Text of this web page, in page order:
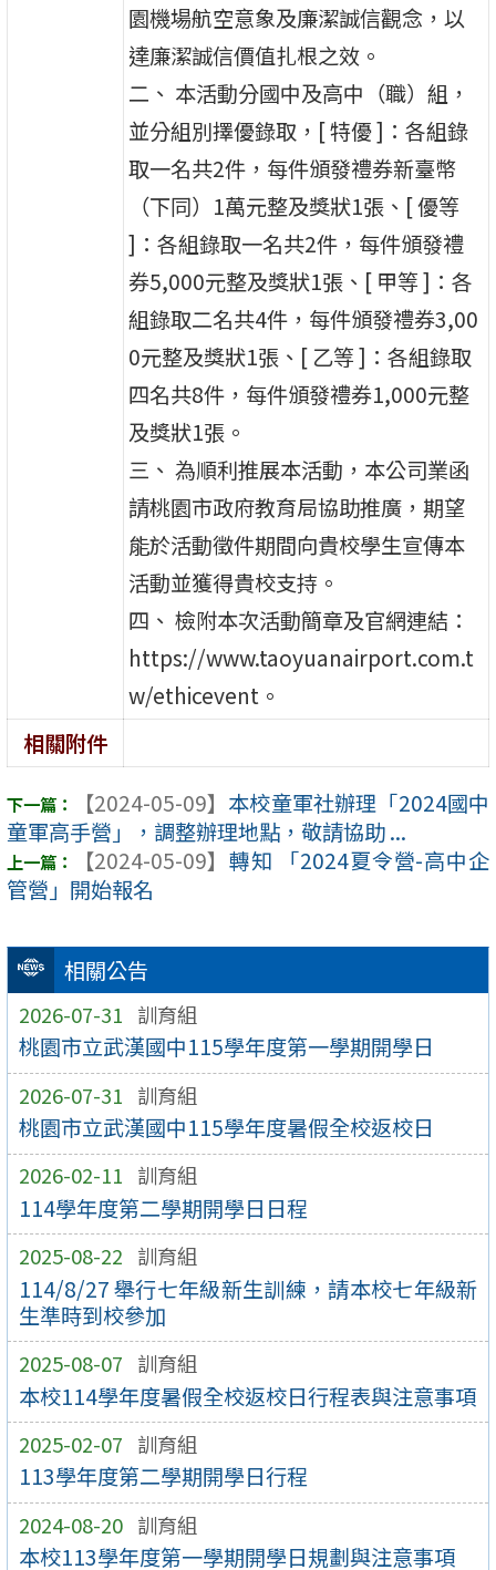
相關公告
2026-07-31 訓育組
桃園市立武漢國中115學年度第一學期開學日
2026-07-31 訓育組
桃園市立武漢國中115學年度暑假全校返校日
2026-02-11 訓育組
114學年度第二學期開學日日程
2025-08-22 訓育組
114/8/27 舉行七年級新生訓練，請本校七年級新
生準時到校參加
2025-08-07 訓育組
本校114學年度暑假全校返校日行程表與注意事項
2025-02-07 訓育組
113學年度第二學期開學日行程
2024-08-20 訓育組
本校113學年度第一學期開學日規劃與注意事項
園機場航空意象及廉潔誠信觀念，以
達廉潔誠信價值扎根之效。
二、 本活動分國中及高中（職）組，
並分組別擇優錄取，[ 特優 ]：各組錄
取一名共2件，每件頒發禮券新臺幣
（下同）1萬元整及獎狀1張、[ 優等
]：各組錄取一名共2件，每件頒發禮
券5,000元整及獎狀1張、[ 甲等 ]：各
組錄取二名共4件，每件頒發禮券3,00
0元整及獎狀1張、[ 乙等 ]：各組錄取
四名共8件，每件頒發禮券1,000元整
及獎狀1張。
三、 為順利推展本活動，本公司業函
請桃園市政府教育局協助推廣，期望
能於活動徵件期間向貴校學生宣傳本
活動並獲得貴校支持。
四、 檢附本次活動簡章及官網連結：
https://www.taoyuanairport.com.t
w/ethicevent。
相關附件
【2024-05-09】 本校童軍社辦理「2024國中
童軍高手營」，調整辦理地點，敬請協助 ...
【2024-05-09】 轉知 「2024夏令營-高中企
管營」開始報名